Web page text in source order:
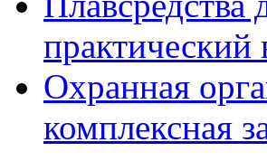
практический
Охранная
комплексная